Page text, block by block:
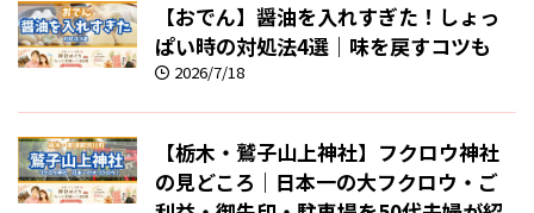
【おでん】醤油を入れすぎた！しょっ
ぱい時の対処法4選｜味を戻すコツも
2026/7/18
【栃木・鷲子山上神社】フクロウ神社
の見どころ｜日本一の大フクロウ・ご